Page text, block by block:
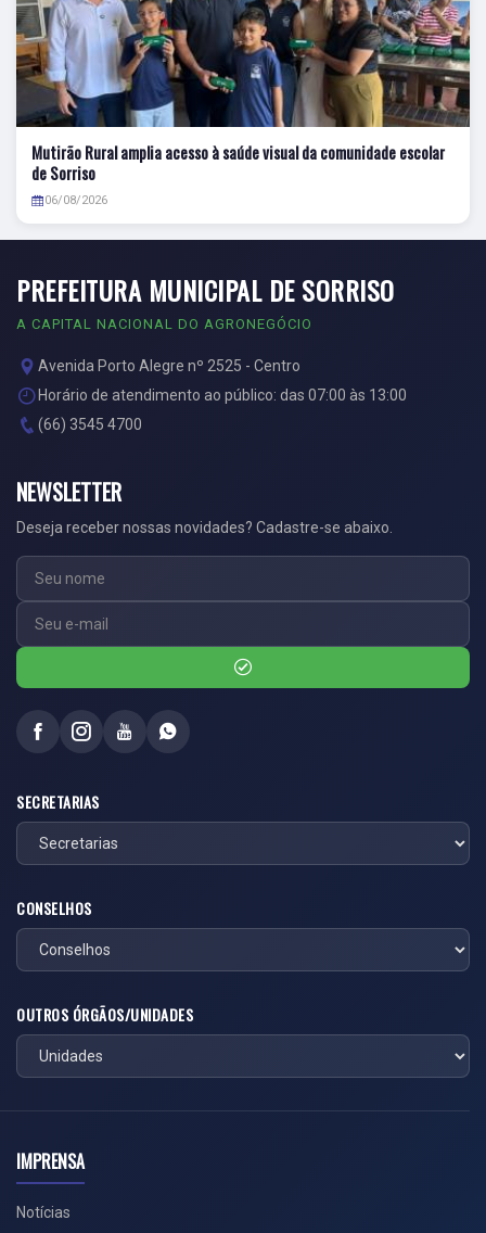
Mutirão Rural amplia acesso à saúde visual da comunidade escolar
de Sorriso
06/08/2026
PREFEITURA MUNICIPAL DE SORRISO
A CAPITAL NACIONAL DO AGRONEGÓCIO
Avenida Porto Alegre nº 2525 - Centro
Horário de atendimento ao público: das 07:00 às 13:00
(66) 3545 4700
NEWSLETTER
Deseja receber nossas novidades? Cadastre-se abaixo.
SECRETARIAS
CONSELHOS
OUTROS ÓRGÃOS/UNIDADES
IMPRENSA
Notícias